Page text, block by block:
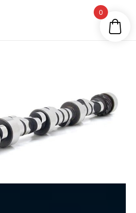
0